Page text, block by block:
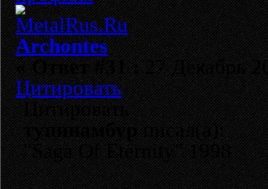
Archontes
«Ответ #31 :27 Декабрь
Цитировать
Цитировать
тупинамбурписал(а):
"Saga Of Eternity" 1998